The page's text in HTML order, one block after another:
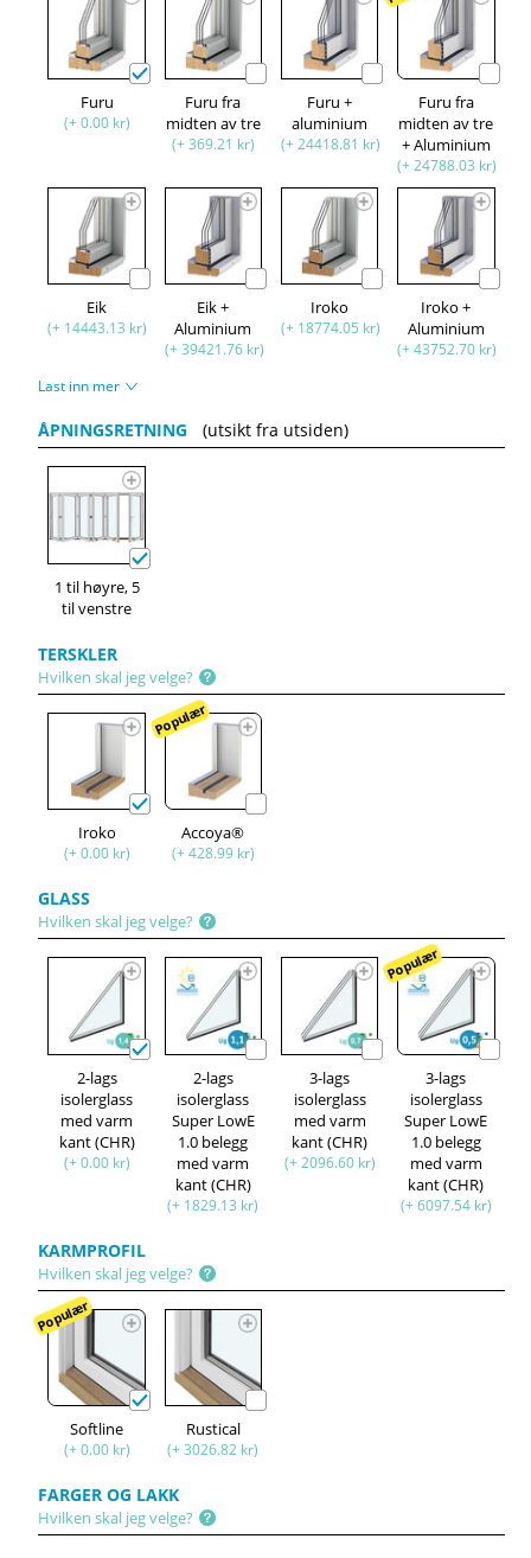
Furu
(+ 0.00 kr)
Furu fra
midten av tre
(+ 369.21 kr)
Furu +
aluminium
(+ 24418.81 kr)
Furu fra
midten av tre
+ Aluminium
(+ 24788.03 kr)
Eik
(+ 14443.13 kr)
Eik +
Aluminium
(+ 39421.76 kr)
Iroko
(+ 18774.05 kr)
Iroko +
Aluminium
(+ 43752.70 kr)
Last inn mer
ÅPNINGSRETNING (utsikt fra utsiden)
1 til høyre, 5
til venstre
TERSKLER
Hvilken skal jeg velge?
Iroko
(+ 0.00 kr)
Populær
Accoya®
(+ 428.99 kr)
GLASS
Hvilken skal jeg velge?
2-lags
isolerglass
med varm
kant (CHR)
(+ 0.00 kr)
2-lags
isolerglass
Super LowE
1.0 belegg
med varm
kant (CHR)
(+ 1829.13 kr)
3-lags
isolerglass
med varm
kant (CHR)
(+ 2096.60 kr)
Populær
3-lags
isolerglass
Super LowE
1.0 belegg
med varm
kant (CHR)
(+ 6097.54 kr)
KARMPROFIL
Hvilken skal jeg velge?
Populær
Softline
(+ 0.00 kr)
Rustical
(+ 3026.82 kr)
FARGER OG LAKK
Hvilken skal jeg velge?